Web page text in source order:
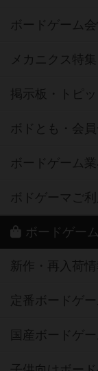
ボードゲーム会
メカニクス特集
掲示板・トピ
ボドとも・会員
ボードゲーム
ボドゲーマご
ボードゲー
新作・再入荷情
定番ボードゲ
国産ボードゲ